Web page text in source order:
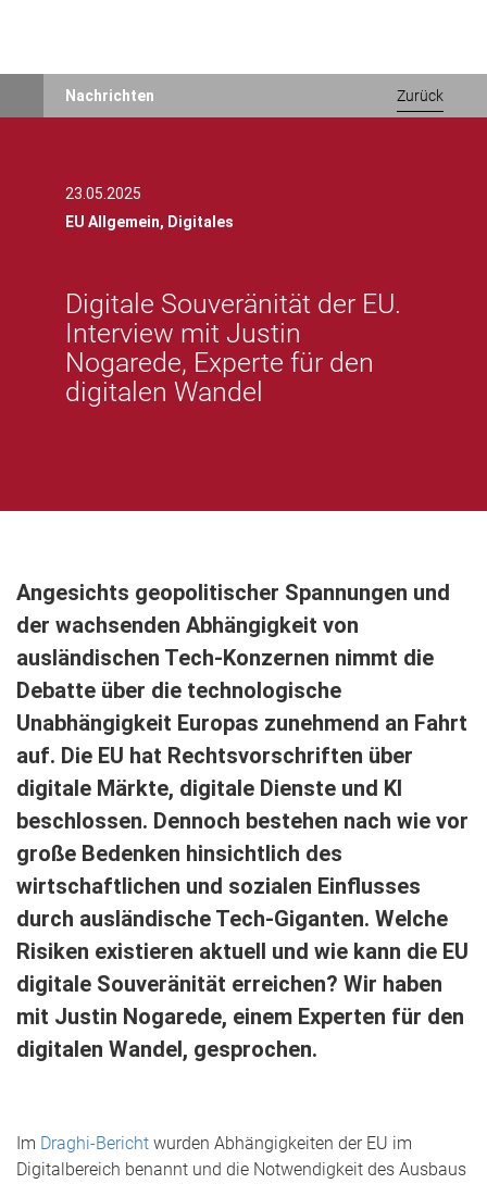
Nachrichten Zurück
23.05.2025
EU Allgemein, Digitales
Digitale Souveränität der EU.
Interview mit Justin
Nogarede, Experte für den
digitalen Wandel
Angesichts geopolitischer Spannungen und
der wachsenden Abhängigkeit von
ausländischen Tech-Konzernen nimmt die
Debatte über die technologische
Unabhängigkeit Europas zunehmend an Fahrt
auf. Die EU hat Rechtsvorschriften über
digitale Märkte, digitale Dienste und KI
beschlossen. Dennoch bestehen nach wie vor
große Bedenken hinsichtlich des
wirtschaftlichen und sozialen Einflusses
durch ausländische Tech-Giganten. Welche
Risiken existieren aktuell und wie kann die EU
digitale Souveränität erreichen? Wir haben
mit Justin Nogarede, einem Experten für den
digitalen Wandel, gesprochen.
Im Draghi-Bericht wurden Abhängigkeiten der EU im
Digitalbereich benannt und die Notwendigkeit des Ausbaus